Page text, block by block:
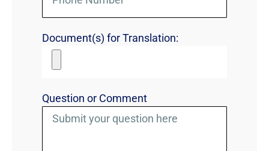
Document(s) for Translation:
Question or Comment